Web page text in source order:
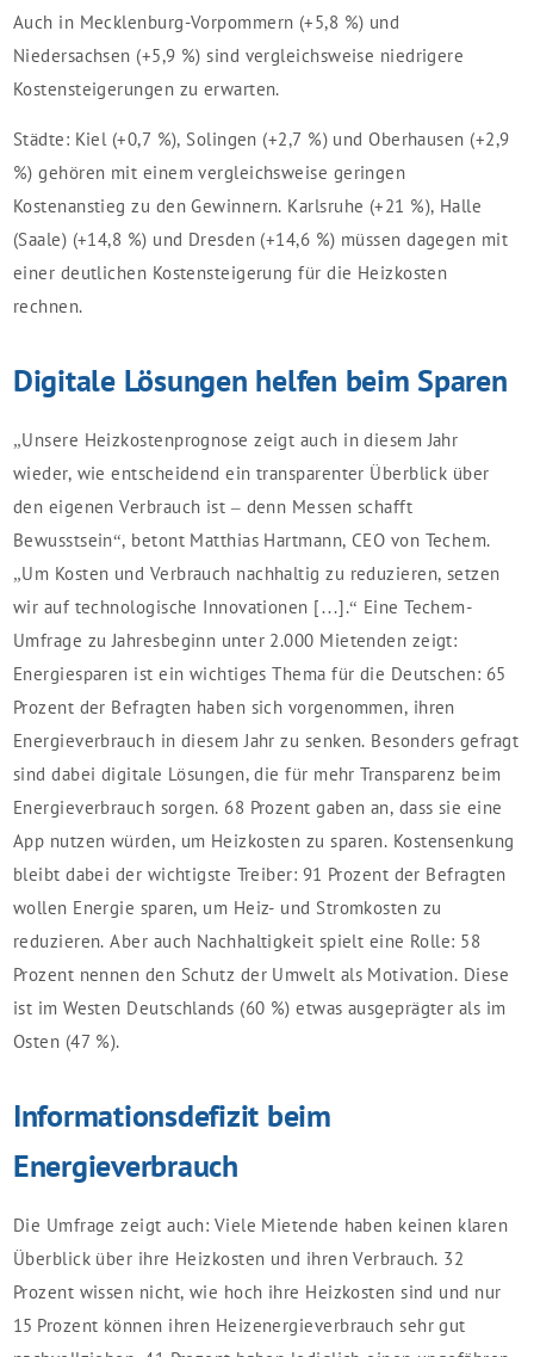
Auch in Mecklenburg-Vorpommern (+5,8 %) und
Niedersachsen (+5,9 %) sind vergleichsweise niedrigere
Kostensteigerungen zu erwarten.
Städte: Kiel (+0,7 %), Solingen (+2,7 %) und Oberhausen (+2,9
%) gehören mit einem vergleichsweise geringen
Kostenanstieg zu den Gewinnern. Karlsruhe (+21 %), Halle
(Saale) (+14,8 %) und Dresden (+14,6 %) müssen dagegen mit
einer deutlichen Kostensteigerung für die Heizkosten
rechnen.
Digitale Lösungen helfen beim Sparen
„Unsere Heizkostenprognose zeigt auch in diesem Jahr
wieder, wie entscheidend ein transparenter Überblick über
den eigenen Verbrauch ist – denn Messen schafft
Bewusstsein“, betont Matthias Hartmann, CEO von Techem.
„Um Kosten und Verbrauch nachhaltig zu reduzieren, setzen
wir auf technologische Innovationen […].“ Eine Techem-
Umfrage zu Jahresbeginn unter 2.000 Mietenden zeigt:
Energiesparen ist ein wichtiges Thema für die Deutschen: 65
Prozent der Befragten haben sich vorgenommen, ihren
Energieverbrauch in diesem Jahr zu senken. Besonders gefragt
sind dabei digitale Lösungen, die für mehr Transparenz beim
Energieverbrauch sorgen. 68 Prozent gaben an, dass sie eine
App nutzen würden, um Heizkosten zu sparen. Kostensenkung
bleibt dabei der wichtigste Treiber: 91 Prozent der Befragten
wollen Energie sparen, um Heiz- und Stromkosten zu
reduzieren. Aber auch Nachhaltigkeit spielt eine Rolle: 58
Prozent nennen den Schutz der Umwelt als Motivation. Diese
ist im Westen Deutschlands (60 %) etwas ausgeprägter als im
Osten (47 %).
Informationsdefizit beim
Energieverbrauch
Die Umfrage zeigt auch: Viele Mietende haben keinen klaren
Überblick über ihre Heizkosten und ihren Verbrauch. 32
Prozent wissen nicht, wie hoch ihre Heizkosten sind und nur
15 Prozent können ihren Heizenergieverbrauch sehr gut